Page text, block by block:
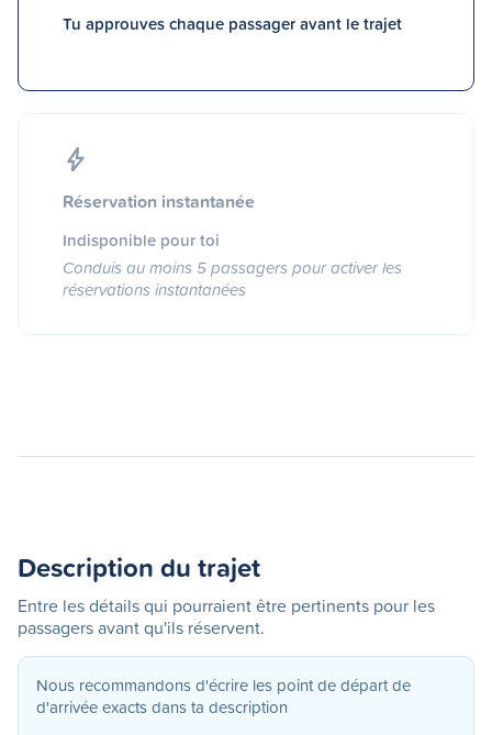
Tu approuves chaque passager avant le trajet
Réservation instantanée
Indisponible pour toi
Conduis au moins 5 passagers pour activer les
réservations instantanées
Description du trajet
Entre les détails qui pourraient être pertinents pour les
passagers avant qu'ils réservent.